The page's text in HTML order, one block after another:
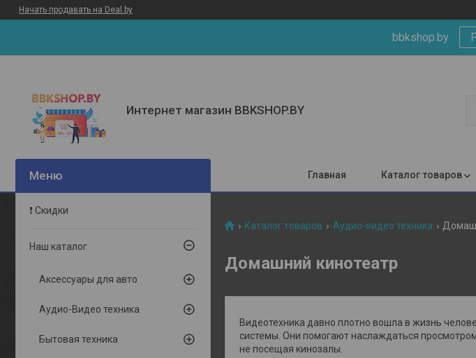
Начать продавать на Deal.by
bbkshop.by
Интернет магазин BBKSHOP.BY
Главная Каталог товаров
Каталог товаров Аудио-видео техника
Домашний кинотеатр
Видеотехника давно плотно вошла в жизнь
системы. Они помогают наслаждаться
не посещая кинозалы.
❗ Скидки
Наш каталог
Аксессуары для авто
Аудио-Видео техника
Бытовая техника